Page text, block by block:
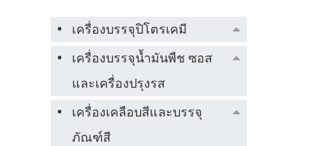
เครื่องบรรจุปิโตรเคมี
เครื่องบรรจุน้ำมันพืช ซอส
และเครื่องปรุงรส
เครื่องเคลือบสีและบรรจุ
ภัณฑ์สี